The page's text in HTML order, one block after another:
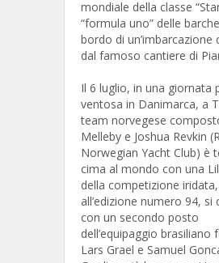
mondiale della classe
“formula uno” delle
bordo di un’imbarcazione
dal famoso cantiere di
Il 6 luglio, in una giornata
ventosa in Danimarca, a
team norvegese
Melleby e Joshua Revkin
Norwegian Yacht Club) è
cima al mondo con una
della competizione
all’edizione numero 94, si
con un secondo posto
dell’equipaggio brasiliano
Lars Grael e Samuel